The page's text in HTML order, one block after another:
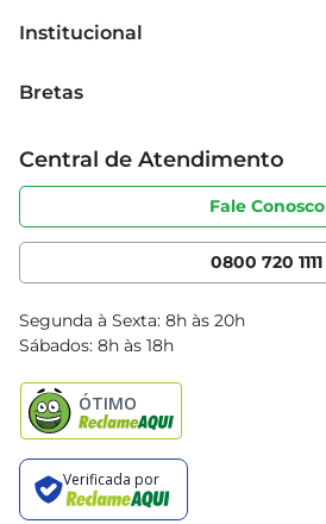
Institucional
Grupo Cencosud
Sobre privacidade
Portal do fornecedor
Cencosud Media
Bretas
Produtos Bretas
Código de ética
Serviços
Clube Bretas
Blog Bretas
Black Friday
Central de Atendimento
Fale Conosco
0800 720 1111
Segunda à Sexta: 8h às 20h
Sábados: 8h às 18h